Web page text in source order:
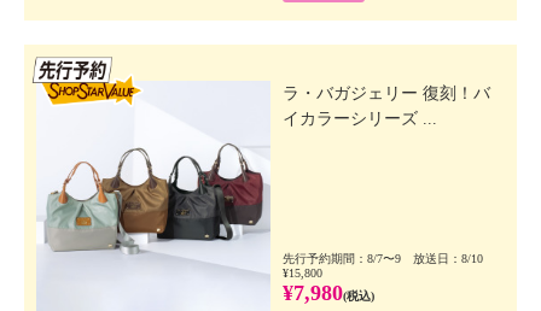
ラ・バガジェリー 復刻！バ
イカラーシリーズ ...
先行予約期間：8/7〜9 放送日：8/10
¥15,800
¥7,980(税込)